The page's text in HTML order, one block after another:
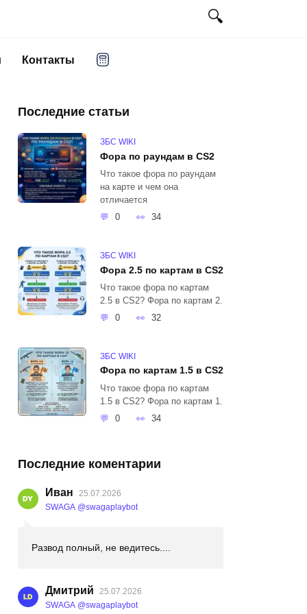
Контакты
Последние статьи
ЗБС WIKI
Фора по раундам в CS2
Что такое фора по раундам
на карте и чем она
отличается
0
34
ЗБС WIKI
Фора 2.5 по картам в CS2
Что такое фора по картам
2.5 в CS2? Фора по картам 2.
0
32
ЗБС WIKI
Фора по картам 1.5 в CS2
Что такое фора по картам
1.5 в CS2? Фора по картам 1.
0
34
Последние коментарии
Иван
25.07.2026
SWAGA @swagaplaybot
Развод полный, не ведитесь....
Дмитрий
25.07.2026
SWAGA @swagaplaybot